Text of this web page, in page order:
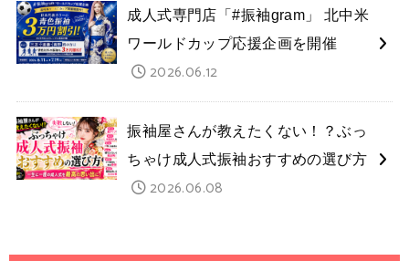
成人式専門店「#振袖gram」 北中米
ワールドカップ応援企画を開催
2026.06.12
振袖屋さんが教えたくない！？ぶっ
ちゃけ成人式振袖おすすめの選び方
2026.06.08